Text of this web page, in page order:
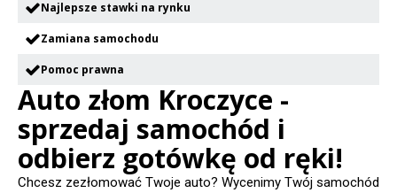
Najlepsze stawki na rynku
Zamiana samochodu
Pomoc prawna
Auto złom Kroczyce -
sprzedaj samochód i
odbierz gotówkę od ręki!
Chcesz zezłomować Twoje auto? Wycenimy Twój samochód